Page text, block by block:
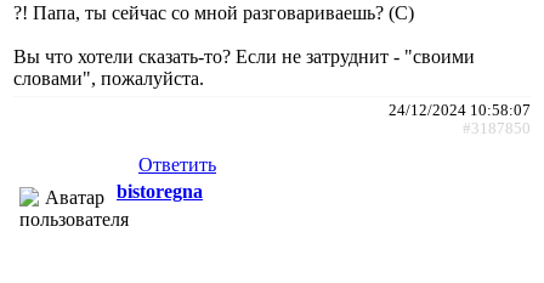
?! Папа, ты сейчас со мной разговариваешь? (С)
Вы что хотели сказать-то? Если не затруднит - "своими
словами", пожалуйста.
24/12/2024 10:58:07
#3187850
Ответить
bistoregna